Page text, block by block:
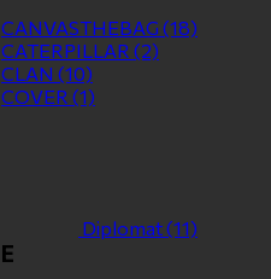
CANVASTHEBAG (18)
CATERPILLAR (2)
CLAN (10)
COVER (1)
Diplomat(11)
E